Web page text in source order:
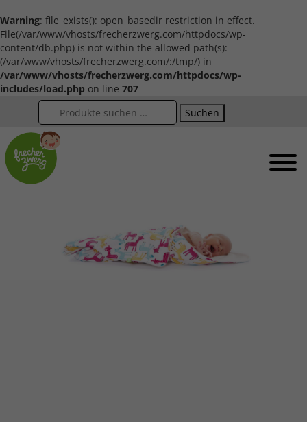
Warning: file_exists(): open_basedir restriction in effect.
File(/var/www/vhosts/frecherzwerg.com/httpdocs/wp-
content/db.php) is not within the allowed path(s):
(/var/www/vhosts/frecherzwerg.com/:/tmp/) in
/var/www/vhosts/frecherzwerg.com/httpdocs/wp-
includes/load.php on line 707
Suchen